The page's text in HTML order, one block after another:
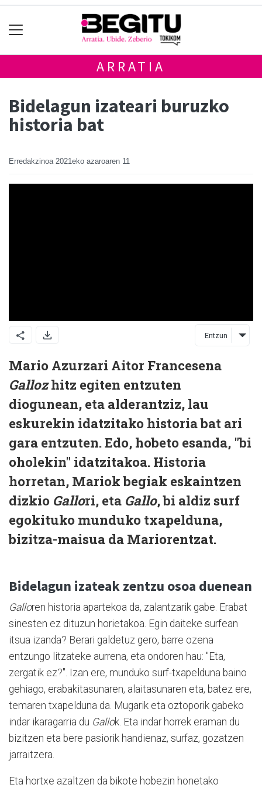
ARRATIA
Bidelagun izateari buruzko
historia bat
Erredakzinoa 2021eko azaroaren 11
Entzun
Mario Azurzari Aitor Francesena
Gallozhitz egiten entzuten
diogunean, eta alderantziz, lau
eskurekin idatzitako historia bat ari
gara entzuten. Edo, hobeto esanda, "bi
oholekin" idatzitakoa. Historia
horretan, Mariok begiak eskaintzen
dizkio Gallori, eta Gallo, bi aldiz surf
egokituko munduko txapelduna,
bizitza-maisua da Mariorentzat.
Bidelagun izateak zentzu osoa duenean
Galloren historia apartekoa da, zalantzarik gabe. Erabat
sinesten ez dituzun horietakoa. Egin daiteke surfean
itsua izanda? Berari galdetuz gero, barre ozena
entzungo litzateke aurrena, eta ondoren hau: "Eta,
zergatik ez?". Izan ere, munduko surf-txapelduna baino
gehiago, erabakitasunaren, alaitasunaren eta, batez ere,
temaren txapelduna da. Mugarik eta oztoporik gabeko
indar ikaragarria du Gallok. Eta indar horrek eraman du
bizitzen eta bere pasiorik handienaz, surfaz, gozatzen
jarraitzera.
Eta hortxe azaltzen da bikote hobezin honetako